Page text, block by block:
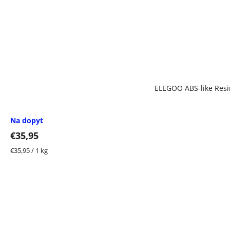
ELEGOO ABS-like
Na dopyt
€35,95
Jednotková
€35,95 / 1 kg